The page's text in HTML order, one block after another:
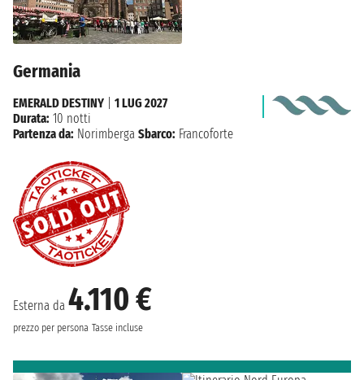
Germania
Esterna da 4.110 €
prezzo per persona Tasse incluse
EMERALD DESTINY
1 LUG 2027
Durata: 10 notti
Partenza da: Norimberga Sbarco: Francoforte